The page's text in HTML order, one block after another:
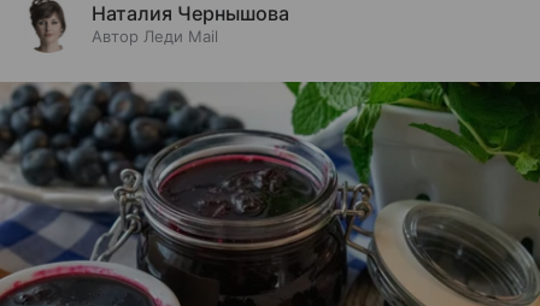
Наталия Чернышова
Автор Леди Mail